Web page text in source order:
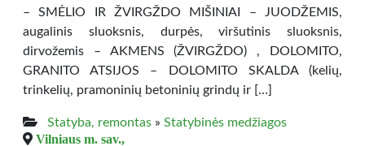
– SMĖLIO IR ŽVIRGŽDO MIŠINIAI – JUODŽEMIS,
augalinis sluoksnis, durpės, viršutinis sluoksnis,
dirvožemis – AKMENS (ŽVIRGŽDO) , DOLOMITO,
GRANITO ATSIJOS – DOLOMITO SKALDA (kelių,
trinkelių, pramoninių betoninių grindų ir […]
Statyba, remontas » Statybinės medžiagos
Vilniaus m. sav.,